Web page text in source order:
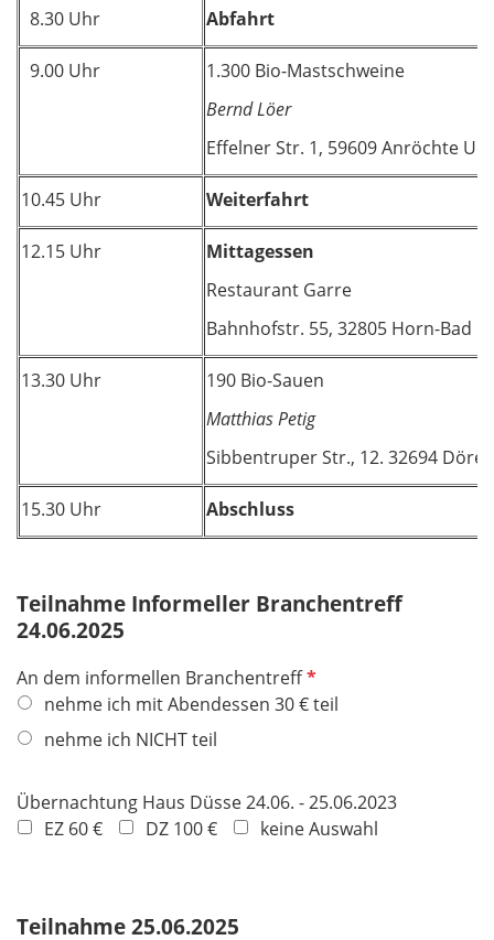
8.30 Uhr Abfahrt
9.00 Uhr
1.300 Bio-Mastschweine
Bernd Löer
Effelner Str. 1, 59609 Anröchte
10.45 Uhr Weiterfahrt
12.15 Uhr
Mittagessen
Restaurant Garre
Bahnhofstr. 55, 32805 Horn-Bad
13.30 Uhr
190 Bio-Sauen
Matthias Petig
Sibbentruper Str., 12. 32694
15.30 Uhr Abschluss
Teilnahme Informeller Branchentreff
24.06.2025
An dem informellen BranchentreffP
f
h
t
nehme ich mit Abendessen 30 € teil
nehme ich NICHT teil
Übernachtung Haus Düsse 24.06. - 25.06.2023
EZ 60 €
DZ 100 € keine Auswahl
Teilnahme 25.06.2025